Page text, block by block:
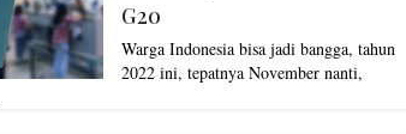
G20
Warga Indonesia bisa jadi bangga, tahun
2022 ini, tepatnya November nanti,